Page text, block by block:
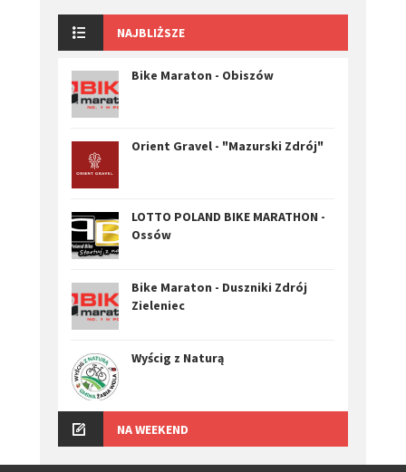
NAJBLIŻSZE
Bike Maraton - Obiszów
Orient Gravel - "Mazurski Zdrój"
LOTTO POLAND BIKE MARATHON -
Ossów
Bike Maraton - Duszniki Zdrój
Zieleniec
Wyścig z Naturą
NA WEEKEND